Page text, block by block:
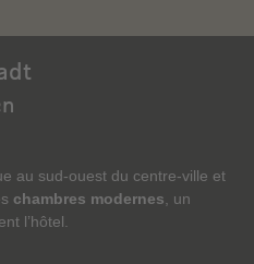
au sud-ouest du centre-ville et
chambres modernes , un
l’hôtel.